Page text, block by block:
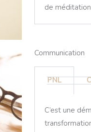
de
Communication
PNL
C’est une